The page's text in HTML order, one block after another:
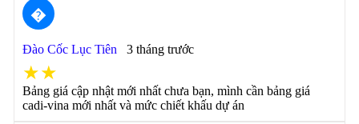
�
Đào Cốc Lục Tiên 3 tháng trước
★★
Bảng giá cập nhật mới nhất chưa bạn, mình cần bảng giá
cadi-vina mới nhất và mức chiết khấu dự án